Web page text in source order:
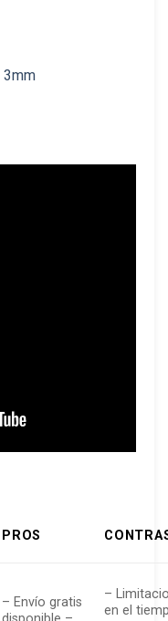
PROS
– Envío gratis
–
en el